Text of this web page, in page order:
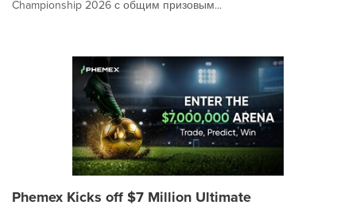
Championship 2026 с общим призовым...
Phemex Kicks off $7 Million Ultimate